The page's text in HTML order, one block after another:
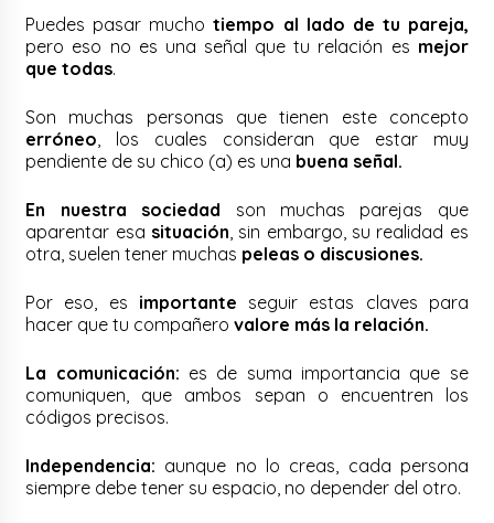
Puedes pasar muchotiempo al lado de tu pareja,
pero eso no es una señal que tu relación es mejor
que todas.
Son muchas personas que tienen este concepto
erróneo , los cuales consideran que estar muy
pendiente de su chico (a) es una buena señal.
En nuestra sociedad son muchas parejas que
aparentar esa situación , sin embargo, su realidad es
otra, suelen tener muchas peleas o discusiones.
Por eso, es importante seguir estas claves para
hacer que tu compañerovalore más la relación.
La comunicación: es de suma importancia que se
comuniquen, que ambos sepan o encuentren los
códigos precisos.
Independencia: aunque no lo creas, cada persona
siempre debe tener su espacio, no depender del otro.